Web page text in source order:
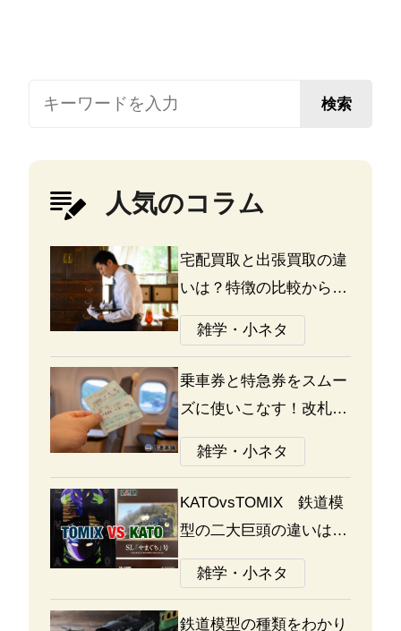
検索
人気のコラム
宅配買取と出張買取の違
いは？特徴の比較から探
る選び方のポイント
雑学・小ネタ
乗車券と特急券をスムー
ズに使いこなす！改札の
通り方ガイド
雑学・小ネタ
KATOvsTOMIX 鉄道模
型の二大巨頭の違いは何
か？あなたはどっち派？
雑学・小ネタ
鉄道模型の種類をわかり